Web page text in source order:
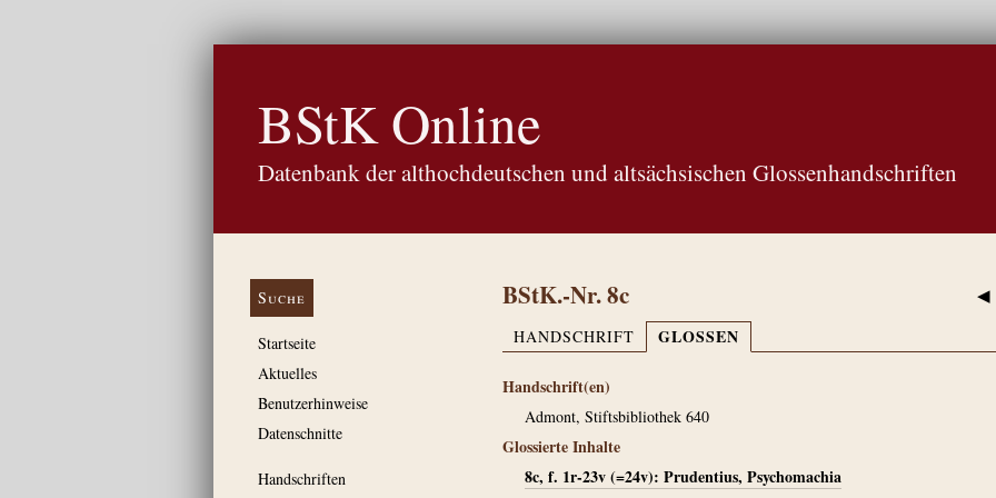
BStK Online
Datenbank der althochdeutschen und altsächsischen Glossenhandschriften
Suche
Startseite
Aktuelles
Benutzerhinweise
Datenschnitte
Handschriften
◀
BStK.-Nr. 8c
HANDSCHRIFT GLOSSEN
Handschrift(en)
Admont, Stiftsbibliothek 640
Glossierte Inhalte
8c, f. 1r-23v (=24v): Prudentius, Psychomachia